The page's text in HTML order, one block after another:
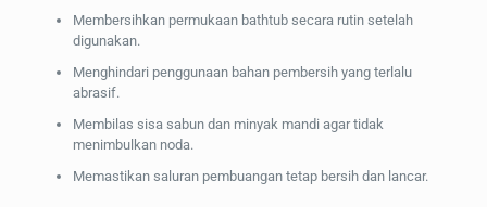
Membersihkan permukaan bathtub secara rutin setelah
digunakan.
Menghindari penggunaan bahan pembersih yang terlalu
abrasif.
Membilas sisa sabun dan minyak mandi agar tidak
menimbulkan noda.
Memastikan saluran pembuangan tetap bersih dan lancar.